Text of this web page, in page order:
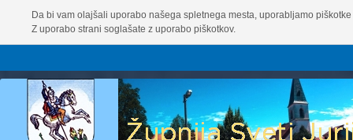
Da bi vam olajšali uporabo našega spletnega mesta, uporabljamo
Z uporabo strani soglašate z uporabo piškotkov.